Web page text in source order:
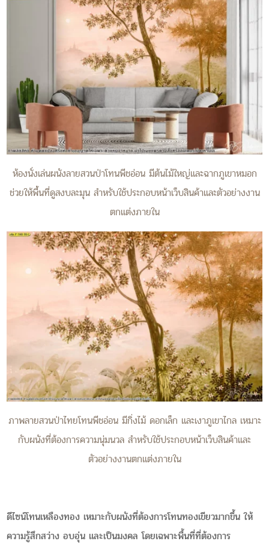
ห้องนั่งเล่นผนังลายสวนป่าโทนพีชอ่อน มีต้นไม้ใหญ่และฉากภูเขาหมอก
ช่วยให้พื้นที่ดูสงบละมุน สำหรับใช้ประกอบหน้าเว็บสินค้าและตัวอย่างงาน
ตกแต่งภายใน
ภาพลายสวนป่าไทยโทนพีชอ่อน มีกิ่งไม้ ดอกเล็ก และเงาภูเขาไกล เหมาะ
กับผนังที่ต้องการความนุ่มนวล สำหรับใช้ประกอบหน้าเว็บสินค้าและ
ตัวอย่างงานตกแต่งภายใน
ดีไซน์โทนเหลืองทอง เหมาะกับผนังที่ต้องการโทนทองเขียวมากขึ้น ให้
ความรู้สึกสว่าง อบอุ่น และเป็นมงคล โดยเฉพาะพื้นที่ที่ต้องการ